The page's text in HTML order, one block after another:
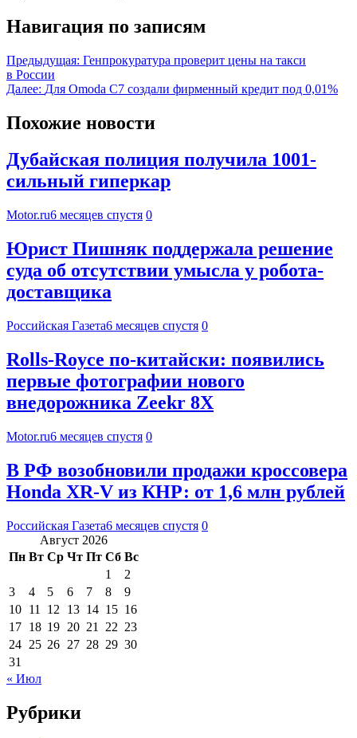
Навигация по записям
Предыдущая: Генпрокуратура проверит цены на такси
в России
Далее: Для Omoda C7 создали фирменный кредит под 0,01%
Похожие новости
Дубайская полиция получила 1001-
сильный гиперкар
Motor.ru6 месяцев спустя 0
Юрист Пишняк поддержала решение
суда об отсутствии умысла у робота-
доставщика
Российская Газета6 месяцев спустя 0
Rolls-Royce по-китайски: появились
первые фотографии нового
внедорожника Zeekr 8X
Motor.ru6 месяцев спустя 0
В РФ возобновили продажи кроссовера
Honda XR-V из КНР: от 1,6 млн рублей
Российская Газета6 месяцев спустя 0
Август 2026
Пн Вт Ср Чт Пт Сб Вс
1
2
3
4 5 6 7 8
9
10 11 12 13 14 15 16
17 18 19 20 21 22 23
24 25 26 27 28 29 30
31
« Июл
Рубрики